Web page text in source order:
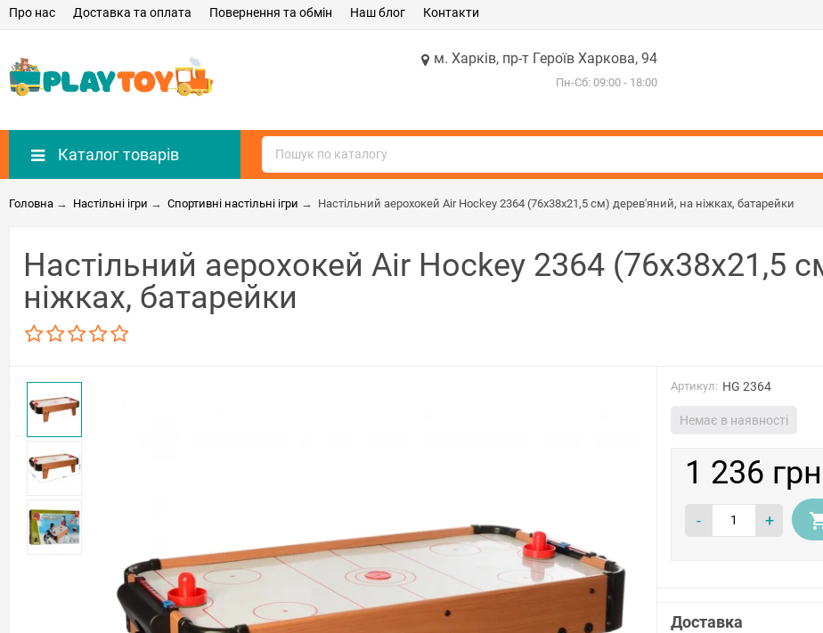
Про нас Доставка та оплата Повернення та обмін Наш блог Контакти
м. Харків, пр-т Героїв Харкова, 94
Пн-Сб: 09:00 - 18:00
Каталог товарів
Головна → Настільні ігри → Спортивні настільні ігри → Настільний аерохокей Air Hockey 2364 (76x38x21,5 см) дерев'яний, на ніжках, батарейки
Настільний аерохокей Air Hockey 2364 (76x38x21,5
ніжках, батарейки
Артикул: HG 2364
Немає в наявності
1 236
- +
Доставка